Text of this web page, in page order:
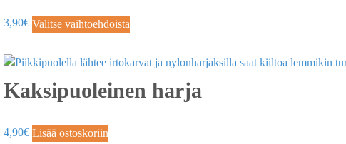
3,90€ Valitse vaihtoehdoista
Kaksipuoleinen harja
4,90€ Lisää ostoskoriin